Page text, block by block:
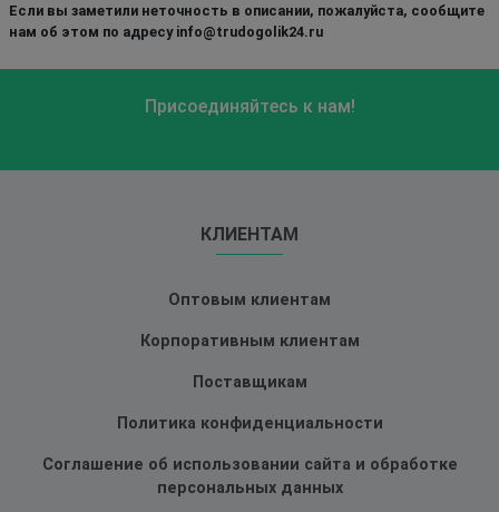
Если вы заметили неточность в описании, пожалуйста, сообщите
нам об этом по адресу info@trudogolik24.ru
Присоединяйтесь к нам!
КЛИЕНТАМ
Оптовым клиентам
Корпоративным клиентам
Поставщикам
Политика конфиденциальности
Соглашение об использовании сайта и обработке
персональных данных